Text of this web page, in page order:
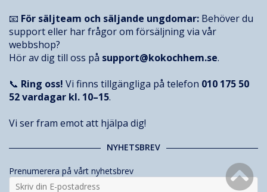
📧 För säljteam och säljande ungdomar: Behöver du
support eller har frågor om försäljning via vår
webbshop?
Hör av dig till oss på support@kokochhem.se.
📞 Ring oss! Vi finns tillgängliga på telefon 010 175 50
52vardagar kl. 10–15.
Vi ser fram emot att hjälpa dig!
NYHETSBREV
Prenumerera på vårt nyhetsbrev